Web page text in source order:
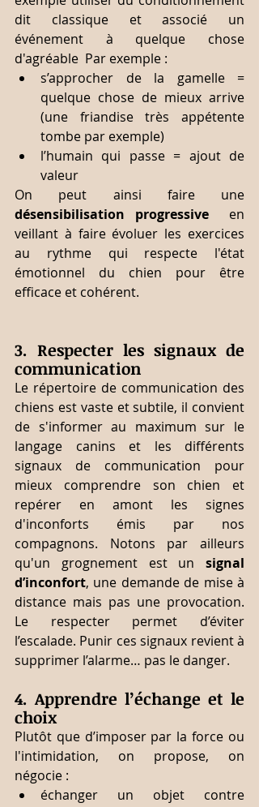
dit classique et associé un
événement à quelque chose
d'agréable  Par exemple :
s’approcher de la gamelle =
quelque chose de mieux arrive
(une friandise très appétente
tombe par exemple)
l’humain qui passe = ajout de
valeur
désensibilisation progressive
en
veillant à faire évoluer les exercices
au rythme qui respecte l'état
émotionnel du chien pour être
efficace et cohérent.
3. Respecter les signaux de
communication
Le répertoire de communication des
chiens est vaste et subtile, il convient
de s'informer au maximum sur le
langage canins et les différents
signaux de communication pour
mieux comprendre son chien et
repérer en amont les signes
d'inconforts émis par nos
compagnons. Notons par ailleurs
qu'un grognement est un signal
d’inconfort, une demande de mise à
distance mais pas une provocation.
Le respecter permet d’éviter
l’escalade. Punir ces signaux revient à
supprimer l’alarme… pas le danger.
4. Apprendre l’échange et le
choix
Plutôt que d’imposer par la force ou
l'intimidation, on propose, on
négocie :
échanger un objet contre